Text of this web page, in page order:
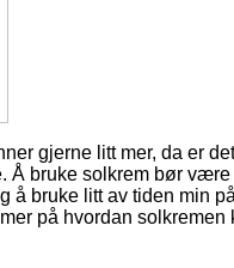
gjerne litt mer, da er
Å bruke solkrem bør
bruke litt av tiden min
på hvordan